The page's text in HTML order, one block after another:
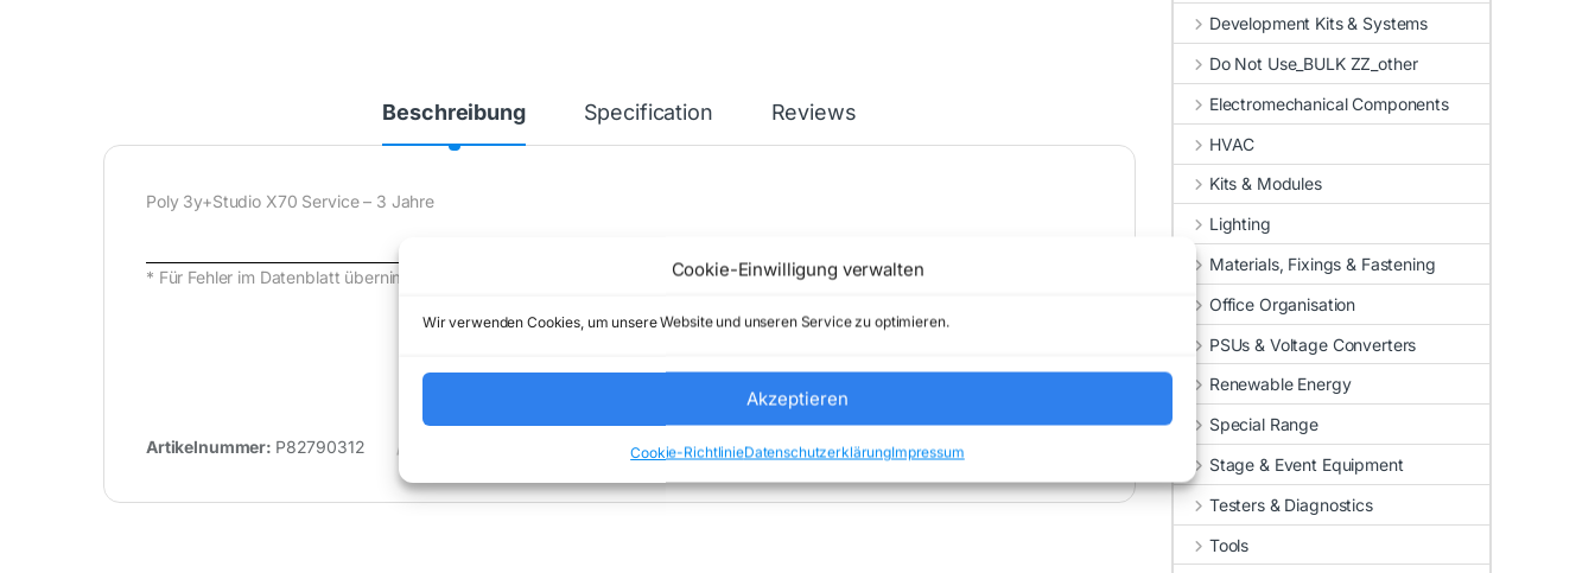
Cookie-Einwilligung verwalten
Wir verwenden Cookies, um unsere Website und unseren Service zu optimieren.
Akzeptieren
Cookie-RichtlinieDatenschutzerklärungImpressum
Beschreibung Specification Reviews
Poly 3y+Studio X70 Service – 3 Jahre
* Für Fehler im Datenblatt übernimmt (buy-net.de) Comstex GmbH & Co. KG keine Haftung ( 202608010400 )
Artikelnummer: P82790312 Marke:HP INC
Development Kits & Systems
Do Not Use_BULK ZZ_other
Electromechanical Components
HVAC
Kits & Modules
Lighting
Materials, Fixings & Fastening
Office Organisation
PSUs & Voltage Converters
Renewable Energy
Special Range
Stage & Event Equipment
Testers & Diagnostics
Tools